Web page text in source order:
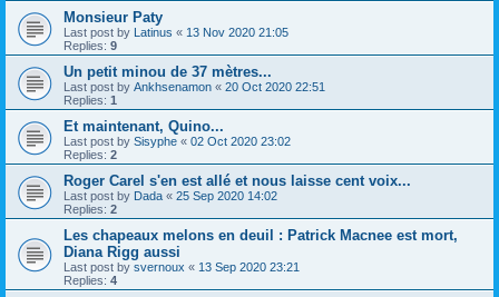
Monsieur Paty
Last post by Latinus « 13 Nov 2020 21:05
Replies: 9
Un petit minou de 37 mètres...
Last post by Ankhsenamon « 20 Oct 2020 22:51
Replies: 1
Et maintenant, Quino...
Last post by Sisyphe « 02 Oct 2020 23:02
Replies: 2
Roger Carel s'en est allé et nous laisse cent voix...
Last post by Dada « 25 Sep 2020 14:02
Replies: 2
Les chapeaux melons en deuil : Patrick Macnee est mort,
Diana Rigg aussi
Last post by svernoux « 13 Sep 2020 23:21
Replies: 4